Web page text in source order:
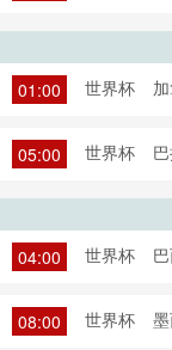
01:00
世界杯
05:00 世界杯
04:00
世界杯
08:00 世界杯